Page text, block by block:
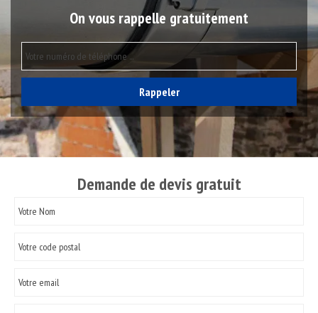
On vous rappelle gratuitement
Demande de devis gratuit